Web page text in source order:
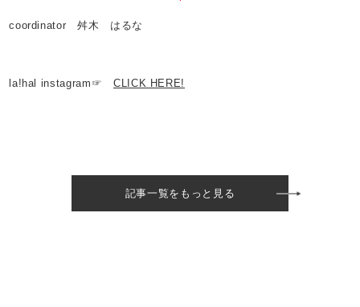
coordinator 舛木 はるな
la!hal instagram☞ CLICK HERE!
記事一覧をもっと見る